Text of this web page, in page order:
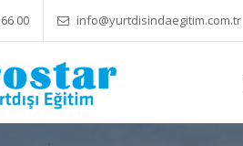
00 info@yurtdisindaegitim.com.tr
Yök Denkliği Önemli Eğitim Ücretleri